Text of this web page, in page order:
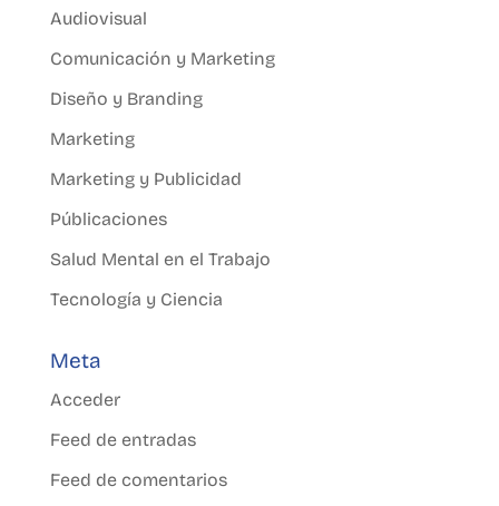
Audiovisual
Comunicación y Marketing
Diseño y Branding
Marketing
Marketing y Publicidad
Públicaciones
Salud Mental en el Trabajo
Tecnología y Ciencia
Meta
Acceder
Feed de entradas
Feed de comentarios